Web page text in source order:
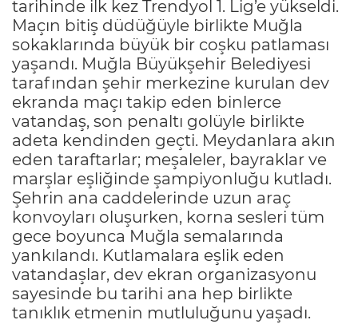
tarihinde ilk kez Trendyol 1. Lig’e yükseldi.
Maçın bitiş düdüğüyle birlikte Muğla
sokaklarında büyük bir coşku patlaması
yaşandı. Muğla Büyükşehir Belediyesi
tarafından şehir merkezine kurulan dev
ekranda maçı takip eden binlerce
vatandaş, son penaltı golüyle birlikte
adeta kendinden geçti. Meydanlara akın
eden taraftarlar; meşaleler, bayraklar ve
marşlar eşliğinde şampiyonluğu kutladı.
Şehrin ana caddelerinde uzun araç
konvoyları oluşurken, korna sesleri tüm
gece boyunca Muğla semalarında
yankılandı. Kutlamalara eşlik eden
vatandaşlar, dev ekran organizasyonu
sayesinde bu tarihi ana hep birlikte
tanıklık etmenin mutluluğunu yaşadı.